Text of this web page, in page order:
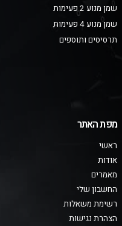
שמן מנוע 2 פעימות
שמן מנוע 4 פעימות
תרסיסים ותוספים
מפת האתר
ראשי
אודות
מאמרים
החשבון שלי
רשימת משאלות
הצהרת נגישות